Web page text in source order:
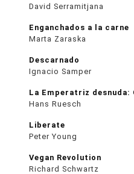
David Serramitjana
Enganchados a la carne
Marta Zaraska
Descarnado
Ignacio Samper
La Emperatriz desnuda:
Hans Ruesch
Liberate
Peter Young
Vegan Revolution
Richard Schwartz